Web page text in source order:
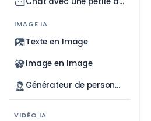
IMAGE IA
Texte en Image
Image en Image
Générateur de personnages IA
VIDÉO IA